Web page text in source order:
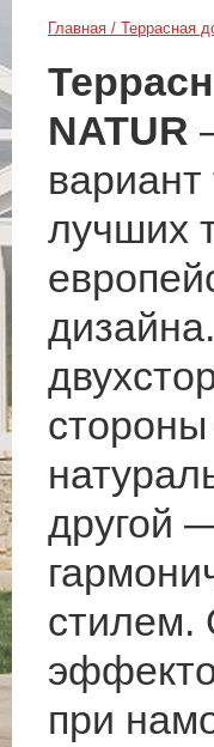
Главная / Террасная
NATUR
вариант
лучших
другой
стилем.
при